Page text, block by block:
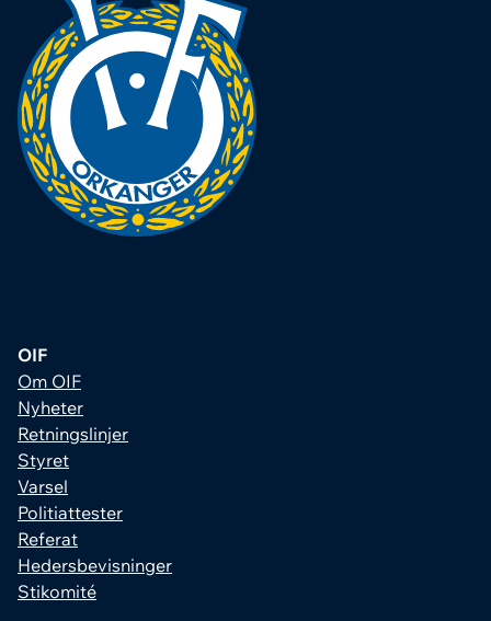
OIF
Om OIF
Nyheter
Retningslinjer
Styret
Varsel
Politiattester
Referat
Hedersbevisninger
Stikomité